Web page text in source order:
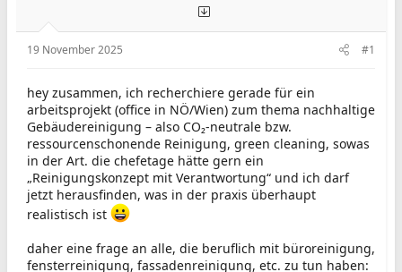
19 November 2025 #1
hey zusammen, ich recherchiere gerade für ein
arbeitsprojekt (office in NÖ/Wien) zum thema nachhaltige
Gebäudereinigung – also CO₂-neutrale bzw.
ressourcenschonende Reinigung, green cleaning, sowas
in der Art. die chefetage hätte gern ein
„Reinigungskonzept mit Verantwortung“ und ich darf
jetzt herausfinden, was in der praxis überhaupt
realistisch ist
daher eine frage an alle, die beruflich mit büroreinigung,
fensterreinigung, fassadenreinigung, etc. zu tun haben: